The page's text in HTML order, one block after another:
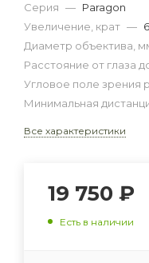
Серия — Paragon
Увеличение, крат — 6
Диаметр объектива,
Расстояние от глаза
Угловое поле зрения
Минимальная
Все характеристики
19 750 ₽
Есть в наличии